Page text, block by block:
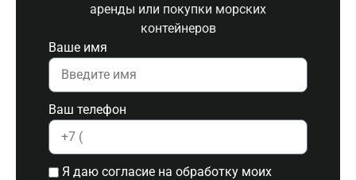
аренды или покупки морских
контейнеров
Ваше имя
Ваш телефон
Я даю согласие на обработку моих